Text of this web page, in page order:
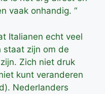
vaak onhandig. “
Italianen echt veel
staat zijn om de
Zich niet druk
kunt veranderen
Nederlanders